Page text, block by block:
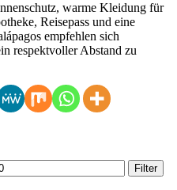
warme Kleidung für
Reisepass und eine
empfehlen sich
respektvoller Abstand zu
Filter